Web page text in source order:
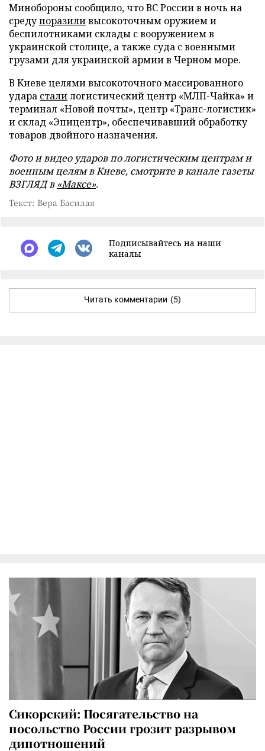
Минобороны сообщило, что ВС России в ночь на
средупоразиливысокоточным оружием и
беспилотниками склады с вооружением в
украинской столице, а также суда с военными
грузами для украинской армии в Черном море.
В Киеве целями высокоточного массированного
удара сталилогистический центр «МЛП-Чайка» и
терминал «Новой почты», центр «Транс-логистик»
и склад «Эпицентр», обеспечивавший обработку
товаров двойного назначения.
Фото и видео ударов по логистическим центрам и
военным целям в Киеве, смотрите в канале газеты
ВЗГЛЯД в «Максе».
Текст: Вера Басилая
Подписывайтесь на наши
каналы
Читать комментарии (5)
Сикорский: Посягательство на
посольство России грозит разрывом
дипотношений